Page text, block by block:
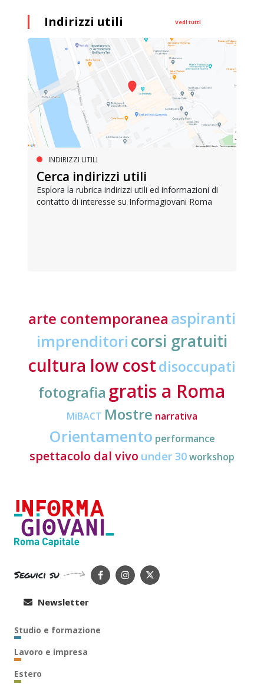
Indirizzi utili Vedi tutti
INDIRIZZI UTILI
Cerca indirizzi utili
Esplora la rubrica indirizzi utili ed informazioni di
contatto di interesse su Informagiovani Roma
arte contemporanea aspiranti
imprenditori corsi gratuiti
cultura low costdisoccupati
fotografia gratis a Roma
MiBACT Mostre narrativa
Orientamento performance
spettacolo dal vivo under 30workshop
Seguici su
Newsletter
Studio e formazione
Lavoro e impresa
Estero